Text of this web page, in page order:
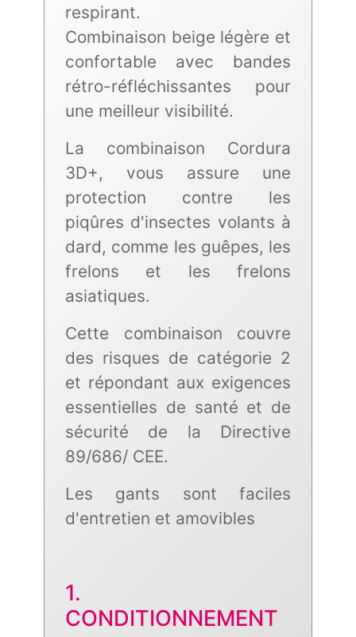
respirant.
Combinaison beige légère et
confortable avec bandes
rétro-réfléchissantes pour
une meilleur visibilité.
La combinaison Cordura
3D+, vous assure une
protection contre les
piqûres d'insectes volants à
dard, comme les guêpes, les
frelons et les frelons
asiatiques.
Cette combinaison couvre
des risques de catégorie 2
et répondant aux exigences
essentielles de santé et de
sécurité de la Directive
89/686/ CEE.
Les gants sont faciles
d'entretien et amovibles
1.
CONDITIONNEMENT